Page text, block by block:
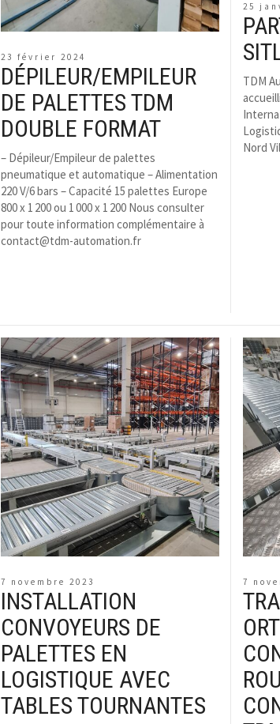
23 février 2024
DÉPILEUR/EMPILEUR
DE PALETTES TDM
DOUBLE FORMAT
– Dépileur/Empileur de palettes
pneumatique et automatique – Alimentation
220 V/6 bars – Capacité 15 palettes Europe
800 x 1 200 ou 1 000 x 1 200 Nous consulter
pour toute information complémentaire à
contact@tdm-automation.fr
25
TDM
Nord
7 novembre 2023
INSTALLATION
CONVOYEURS DE
PALETTES EN
LOGISTIQUE AVEC
TABLES TOURNANTES
7